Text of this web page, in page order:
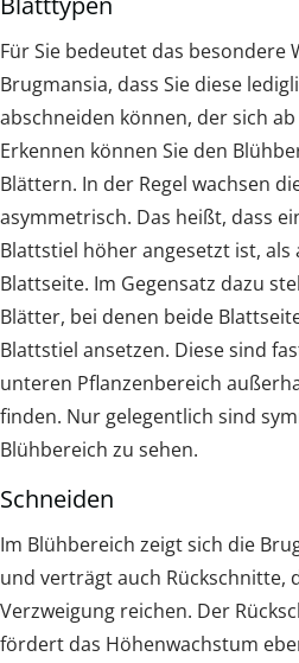
Für Sie bedeutet das besondere
Brugmansia, dass Sie diese
abschneiden können, der sich
Erkennen können Sie den
Blättern. In der Regel wachsen
asymmetrisch. Das heißt, dass
Blattstiel höher angesetzt ist, als
Blattseite. Im Gegensatz dazu
Blätter, bei denen beide
Blattstiel ansetzen. Diese sind
unteren Pflanzenbereich
finden. Nur gelegentlich sind
Blühbereich zu sehen.
Schneiden
Im Blühbereich zeigt sich die
und verträgt auch Rückschnitte,
Verzweigung reichen. Der
fördert das Höhenwachstum